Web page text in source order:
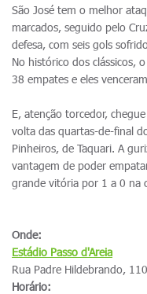
São José tem o melhor
marcados, seguido pelo
defesa, com seis gols
No histórico dos clássicos,
38 empates e eles
E, atenção torcedor,
volta das quartas-de-final
Pinheiros, de Taquari. A
vantagem de poder
grande vitória por 1 a 0 na
Onde:
Estádio Passo d'Areia
Rua Padre Hildebrando,
Horário: